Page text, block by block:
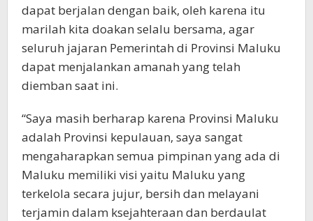
dapat berjalan dengan baik, oleh karena itu
marilah kita doakan selalu bersama, agar
seluruh jajaran Pemerintah di Provinsi Maluku
dapat menjalankan amanah yang telah
diemban saat ini.
“Saya masih berharap karena Provinsi Maluku
adalah Provinsi kepulauan, saya sangat
mengaharapkan semua pimpinan yang ada di
Maluku memiliki visi yaitu Maluku yang
terkelola secara jujur, bersih dan melayani
terjamin dalam ksejahteraan dan berdaulat